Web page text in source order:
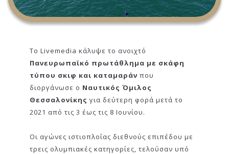
Το Livemedia κάλυψε το ανοιχτό
Πανευρωπαϊκό πρωτάθλημα με σκάφη
τύπου σκιφ και καταμαράν που
διοργάνωσε ο Ναυτικός Όμιλος
Θεσσαλονίκης για δεύτερη φορά μετά το
2021 από τις 3 έως τις 8 Ιουνίου.
Οι αγώνες ιστιοπλοΐας διεθνούς επιπέδου με
τρεις ολυμπιακές κατηγορίες, τελούσαν υπό